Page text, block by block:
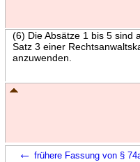
(6) Die Absätze 1 bis 5 sind
Satz 3 einer
anzuwenden.
← frühere Fassung von §